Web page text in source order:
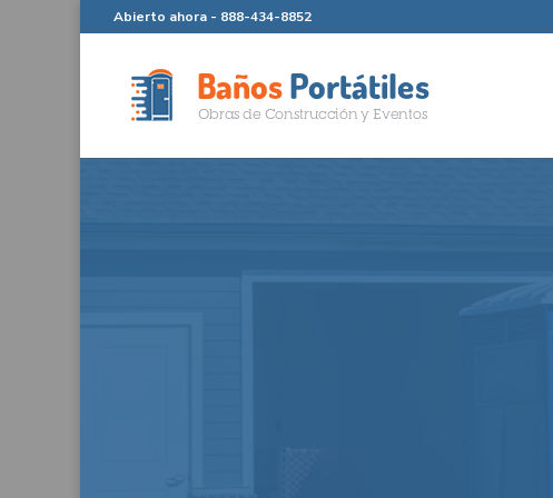
Abierto ahora - 888-434-8852